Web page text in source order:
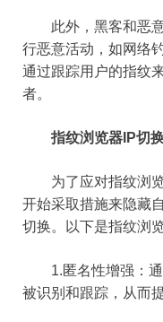
此外，黑客和恶意
行恶意活动，如网络
通过跟踪用户的指纹
者。
指纹浏览器IP切
为了应对指纹浏览
开始采取措施来隐藏
切换。以下是指纹浏
1.匿名性增强：通
被识别和跟踪，从而